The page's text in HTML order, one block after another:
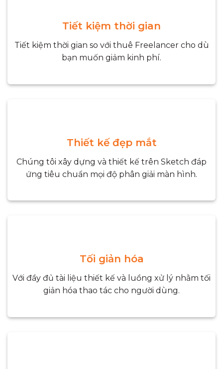
Tiết kiệm thời gian
Tiết kiệm thời gian so với thuê Freelancer cho dù
bạn muốn giảm kinh phí.
Thiết kế đẹp mắt
Chúng tôi xây dựng và thiết kế trên Sketch đáp
ứng tiêu chuẩn mọi độ phân giải màn hình.
Tối giản hóa
Với đầy đủ tài liệu thiết kế và luồng xử lý nhằm tối
giản hóa thao tác cho người dùng.